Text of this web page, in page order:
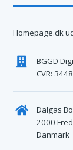
Homepage.dk
BGGD
CVR:
Dalgas
2000
Danmark